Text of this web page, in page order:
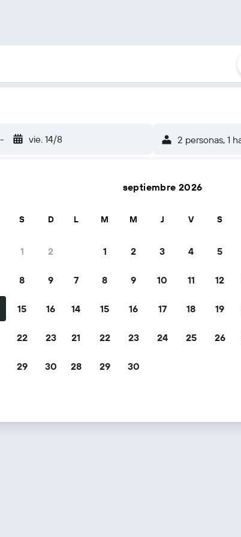
- vie. 14/8 2 personas, 1
S D
1 2
8 9
15 16
22 23
29 30
septiembre 2026
L M M J V S
1 2 3 4 5
7 8 9 10 11 12
14 15 16 17 18 19
21 22 23 24 25 26
28 29 30